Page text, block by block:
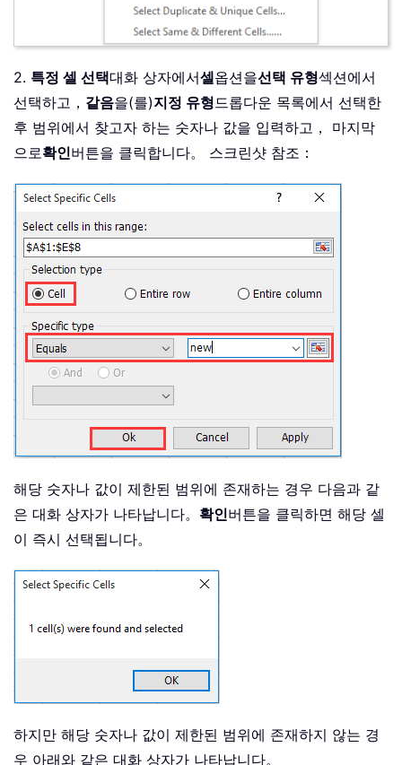
2. 특정 셀 선택대화 상자에서셀옵션을선택 유형섹션에서
선택하고， 같음을(를)지정 유형드롭다운 목록에서 선택한
후 범위에서 찾고자 하는 숫자나 값을 입력하고， 마지막
으로확인버튼을 클릭합니다。 스크린샷 참조：
해당 숫자나 값이 제한된 범위에 존재하는 경우 다음과 같
은 대화 상자가 나타납니다。 확인버튼을 클릭하면 해당 셀
이 즉시 선택됩니다。
하지만 해당 숫자나 값이 제한된 범위에 존재하지 않는 경
우 아래와 같은 대화 상자가 나타납니다。